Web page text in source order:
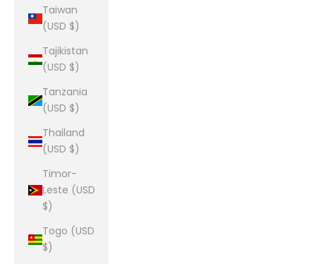
Taiwan
(USD $)
Tajikistan
(USD $)
Tanzania
(USD $)
Thailand
(USD $)
Timor-
Leste (USD
$)
Togo (USD
$)